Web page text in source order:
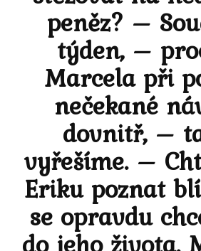
peněz? –
týden, –
Marcela při
nečekané
dovnitř, –
vyřešíme. –
Eriku poznat
se opravdu